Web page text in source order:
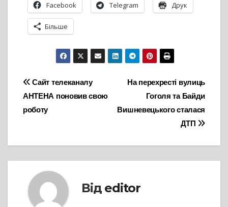
Facebook Telegram Друк
Більше
Навігація
записів
На перехресті вулиць
Гоголя та Байди
Вишневецького сталася
ДТП
Сайт телеканалу
АНТЕНА поновив свою
роботу
Від editor